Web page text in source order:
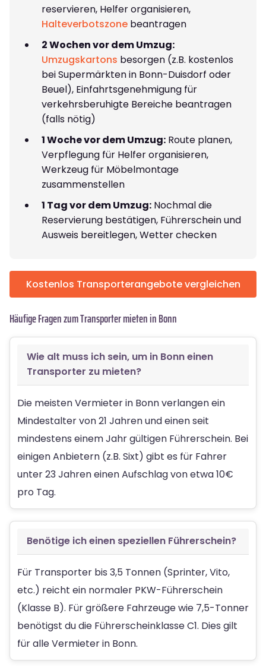
reservieren, Helfer organisieren,
Halteverbotszone beantragen
2 Wochen vor dem Umzug:
Umzugskartons besorgen (z.B. kostenlos
bei Supermärkten in Bonn-Duisdorf oder
Beuel), Einfahrtsgenehmigung für
verkehrsberuhigte Bereiche beantragen
(falls nötig)
1 Woche vor dem Umzug: Route planen,
Verpflegung für Helfer organisieren,
Werkzeug für Möbelmontage
zusammenstellen
1 Tag vor dem Umzug: Nochmal die
Reservierung bestätigen, Führerschein und
Ausweis bereitlegen, Wetter checken
Kostenlos Transporterangebote vergleichen
Häufige Fragen zum Transporter mieten in Bonn
Wie alt muss ich sein, um in Bonn einen
Transporter zu mieten?
Die meisten Vermieter in Bonn verlangen ein
Mindestalter von 21 Jahren und einen seit
mindestens einem Jahr gültigen Führerschein. Bei
einigen Anbietern (z.B. Sixt) gibt es für Fahrer
unter 23 Jahren einen Aufschlag von etwa 10€
pro Tag.
Benötige ich einen speziellen Führerschein?
Für Transporter bis 3,5 Tonnen (Sprinter, Vito,
etc.) reicht ein normaler PKW-Führerschein
(Klasse B). Für größere Fahrzeuge wie 7,5-Tonner
benötigst du die Führerscheinklasse C1. Dies gilt
für alle Vermieter in Bonn.